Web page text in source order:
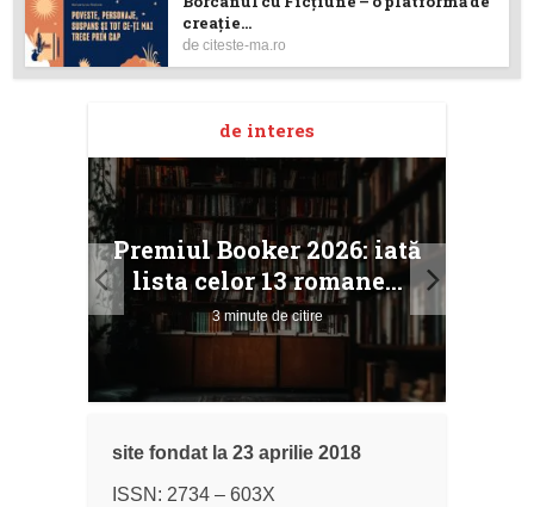
creaţie...
deciteste-ma.ro
de interes
Premiul Booker 2026: iată
lista celor 13 romane...
3 minute de citire
site fondat la 23 aprilie 2018
ISSN: 2734 – 603X